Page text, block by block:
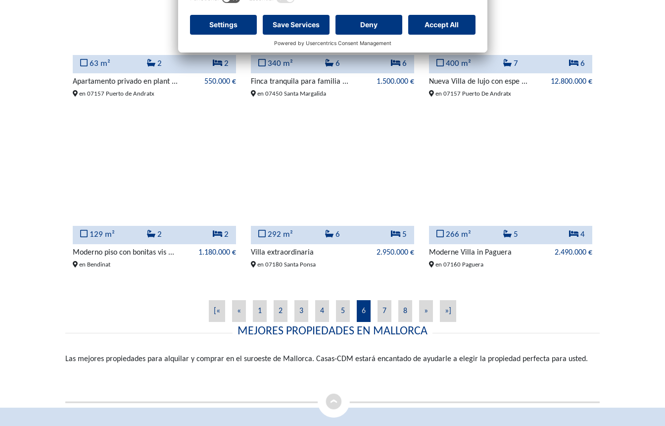
63 m² 2 2
Apartamento privado en plant ... 550.000 €
en 07157 Puerto de Andratx
340 m² 6 6
Finca tranquila para familia ... 1.500.000 €
en 07450 Santa Margalida
400 m² 7 6
Nueva Villa de lujo con espe ... 12.800.000 €
en 07157 Puerto De Andratx
129 m² 2 2
Moderno piso con bonitas vis ... 1.180.000 €
en Bendinat
292 m² 6 5
Villa extraordinaria 2.950.000 €
en 07180 Santa Ponsa
266 m² 5 4
Moderne Villa in Paguera 2.490.000 €
en 07160 Paguera
[« « 1 2 3 4 5 6 7 8 » »]
MEJORES PROPIEDADES EN MALLORCA
Las mejores propiedades para alquilar y comprar en el suroeste de Mallorca. Casas-CDM estará encantado de ayudarle a elegir la propiedad perfecta para usted.